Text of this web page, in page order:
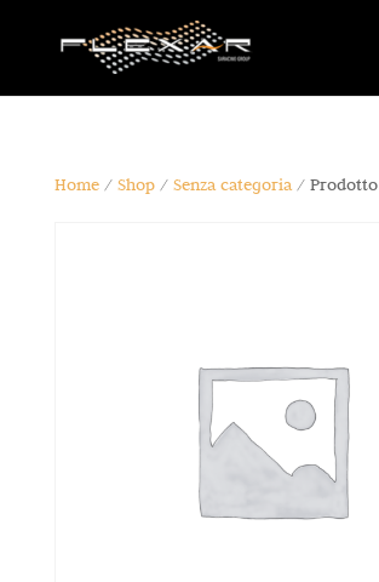
Home/ Shop/ Senza categoria/ Prodotto